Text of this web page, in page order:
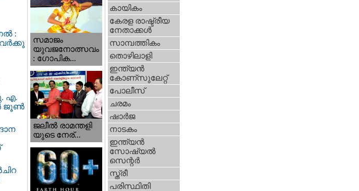
:
എ.
ജൂൺ
സമാജം
യുവജനോത്സവം
: ഗോപിക...
ജലീല്‍ രാമന്തളി
യുടെ നേര്...
കായികം
കേരള രാഷ്ട്രീയ
നേതാക്കള്‍
സാമ്പത്തികം
തൊഴിലാളി
ഇന്ത്യന്‍
കോണ്സുലേറ്റ്
പോലീസ്
ചരമം
ഷാര്‍ജ
നാടകം
ഇന്ത്യന്‍
സോഷ്യല്‍
സെന്റര്‍
സ്ത്രീ
പരിസ്ഥിതി